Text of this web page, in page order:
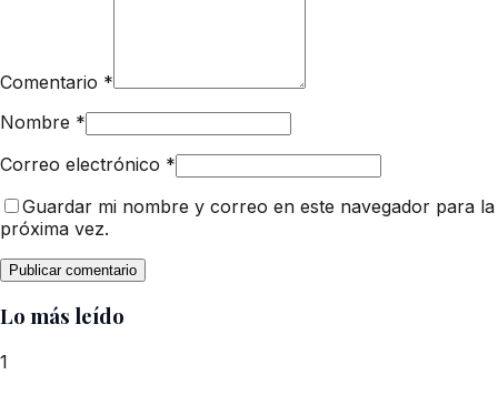
Comentario *
Nombre *
Correo electrónico *
Guardar mi nombre y correo en este navegador para la
próxima vez.
Lo más leído
1